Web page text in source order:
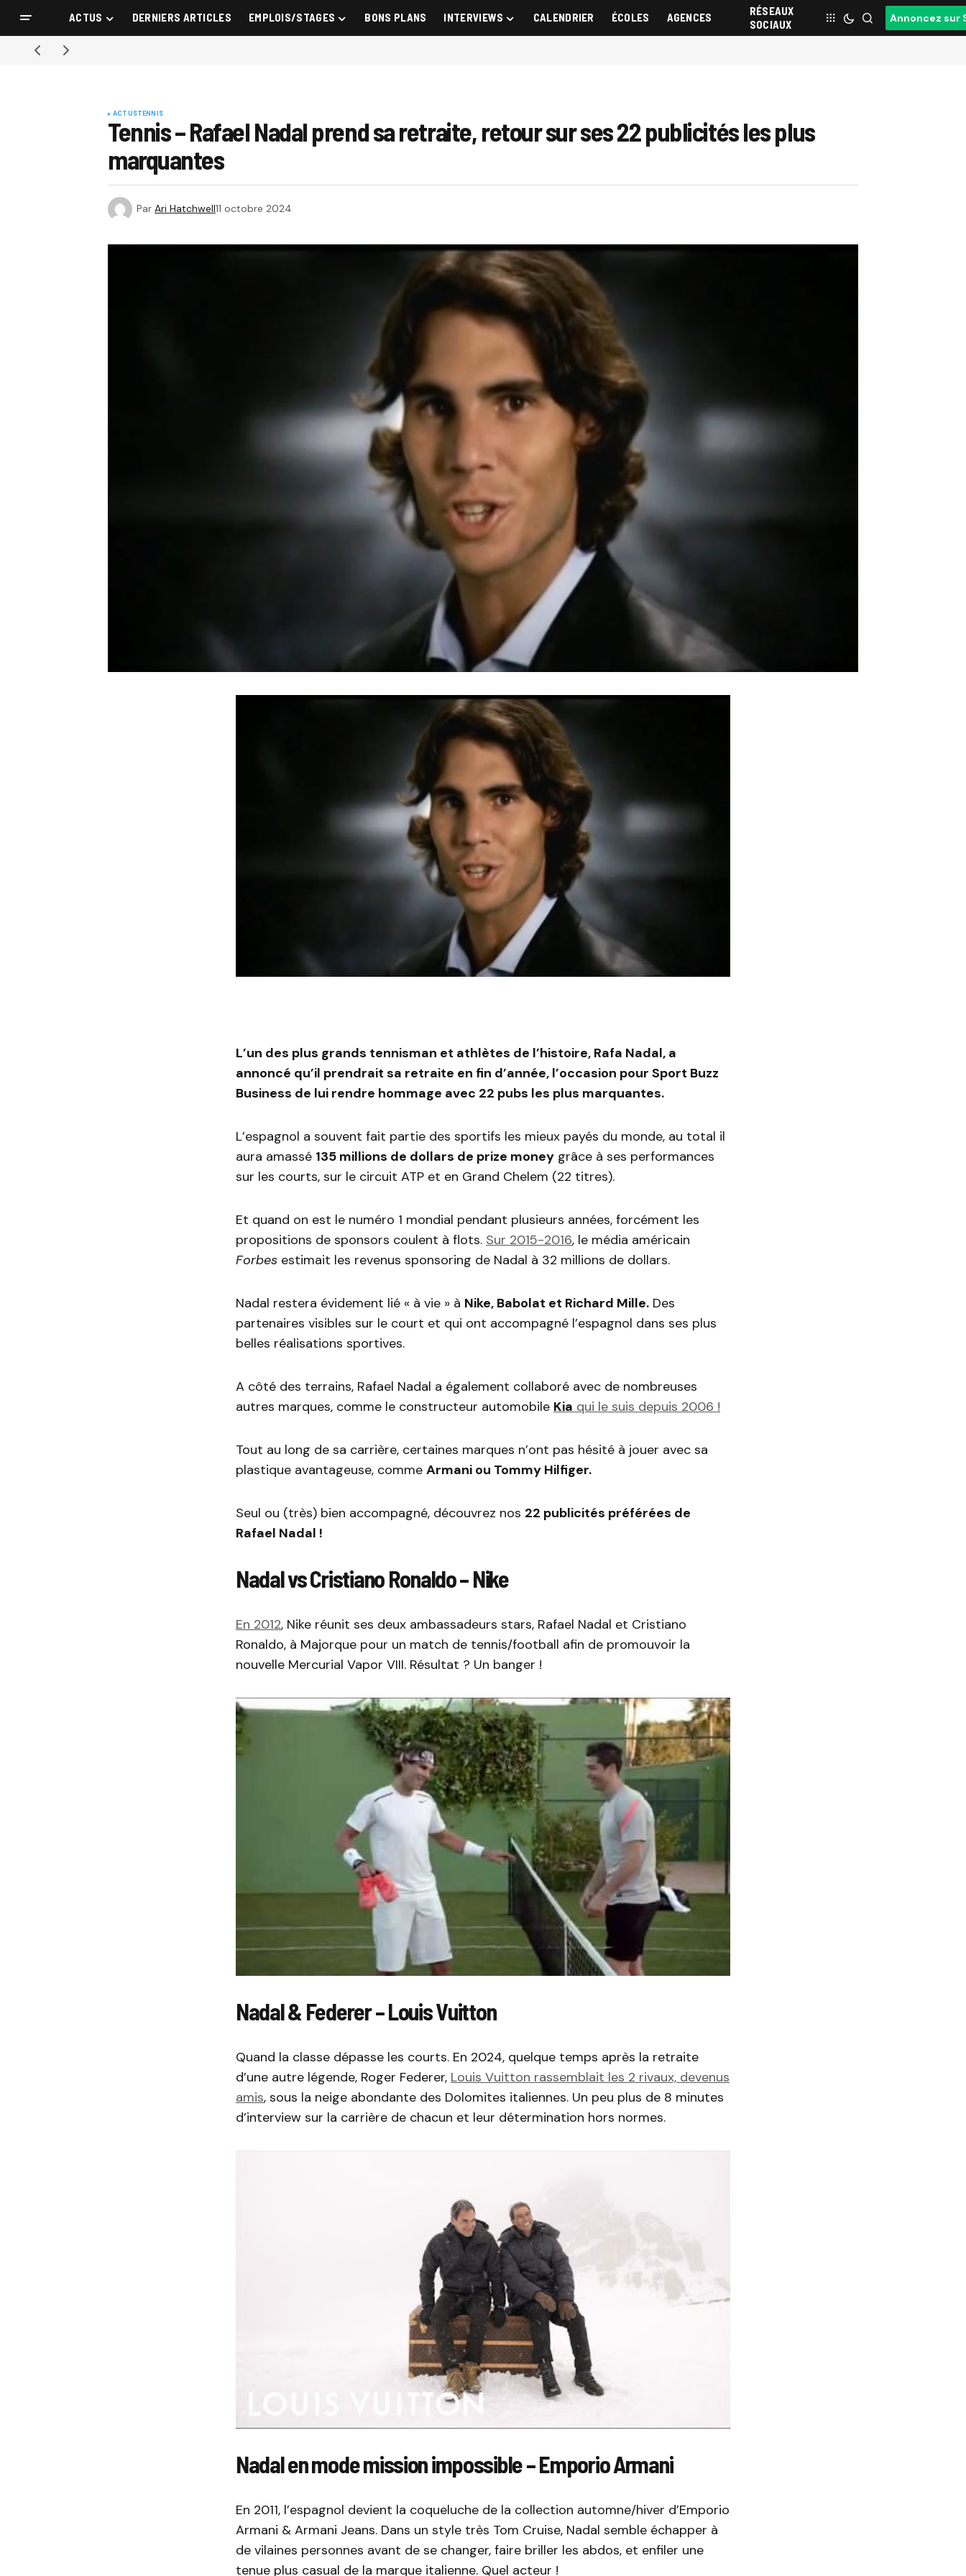
ACTUS DERNIERS ARTICLES EMPLOIS/STAGES BONS PLANS INTERVIEWS CALENDRIER ÉCOLES AGENCES
RÉSEAUX
SOCIAUX
Annoncez sur
ACTUSTENNIS
Tennis – Rafael Nadal prend sa retraite, retour sur ses 22 publicités les plus
marquantes
Par Ari Hatchwell11 octobre 2024
L’un des plus grands tennisman et athlètes de l’histoire, Rafa Nadal, a
annoncé qu’il prendrait sa retraite en fin d’année, l’occasion pour Sport Buzz
Business de lui rendre hommage avec 22 pubs les plus marquantes.
L’espagnol a souvent fait partie des sportifs les mieux payés du monde, au total il
aura amassé 135 millions de dollars de prize money grâce à ses performances
sur les courts, sur le circuit ATP et en Grand Chelem (22 titres).
Et quand on est le numéro 1 mondial pendant plusieurs années, forcément les
propositions de sponsors coulent à flots. Sur 2015-2016, le média américain
Forbes estimait les revenus sponsoring de Nadal à 32 millions de dollars.
Nadal restera évidement lié « à vie » à Nike, Babolat et Richard Mille. Des
partenaires visibles sur le court et qui ont accompagné l’espagnol dans ses plus
belles réalisations sportives.
A côté des terrains, Rafael Nadal a également collaboré avec de nombreuses
autres marques, comme le constructeur automobile Kia qui le suis depuis 2006 !
Tout au long de sa carrière, certaines marques n’ont pas hésité à jouer avec sa
plastique avantageuse, comme Armani ou Tommy Hilfiger.
Seul ou (très) bien accompagné, découvrez nos 22 publicités préférées de
Rafael Nadal !
Nadal vs Cristiano Ronaldo – Nike
En 2012, Nike réunit ses deux ambassadeurs stars, Rafael Nadal et Cristiano
Ronaldo, à Majorque pour un match de tennis/football afin de promouvoir la
nouvelle Mercurial Vapor VIII. Résultat ? Un banger !
Nadal & Federer – Louis Vuitton
Quand la classe dépasse les courts. En 2024, quelque temps après la retraite
d’une autre légende, Roger Federer, Louis Vuitton rassemblait les 2 rivaux, devenus
amis, sous la neige abondante des Dolomites italiennes. Un peu plus de 8 minutes
d’interview sur la carrière de chacun et leur détermination hors normes.
Nadal en mode mission impossible – Emporio Armani
En 2011, l’espagnol devient la coqueluche de la collection automne/hiver d’Emporio
Armani & Armani Jeans. Dans un style très Tom Cruise, Nadal semble échapper à
de vilaines personnes avant de se changer, faire briller les abdos, et enfiler une
tenue plus casual de la marque italienne. Quel acteur !